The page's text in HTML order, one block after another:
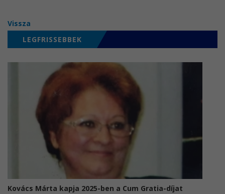
Vissza
LEGFRISSEBBEK
Kovács Márta kapja 2025-ben a Cum Gratia-díjat